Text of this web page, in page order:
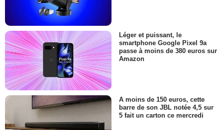
Léger et puissant, le
smartphone Google Pixel 9a
passe à moins de 380 euros sur
Amazon
A moins de 150 euros, cette
barre de son JBL notée 4,5 sur
5 fait un carton ce mercredi